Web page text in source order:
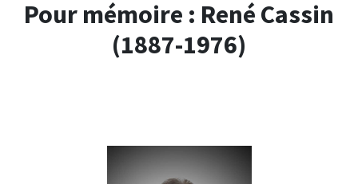
Pour mémoire : René Cassin
(1887-1976)